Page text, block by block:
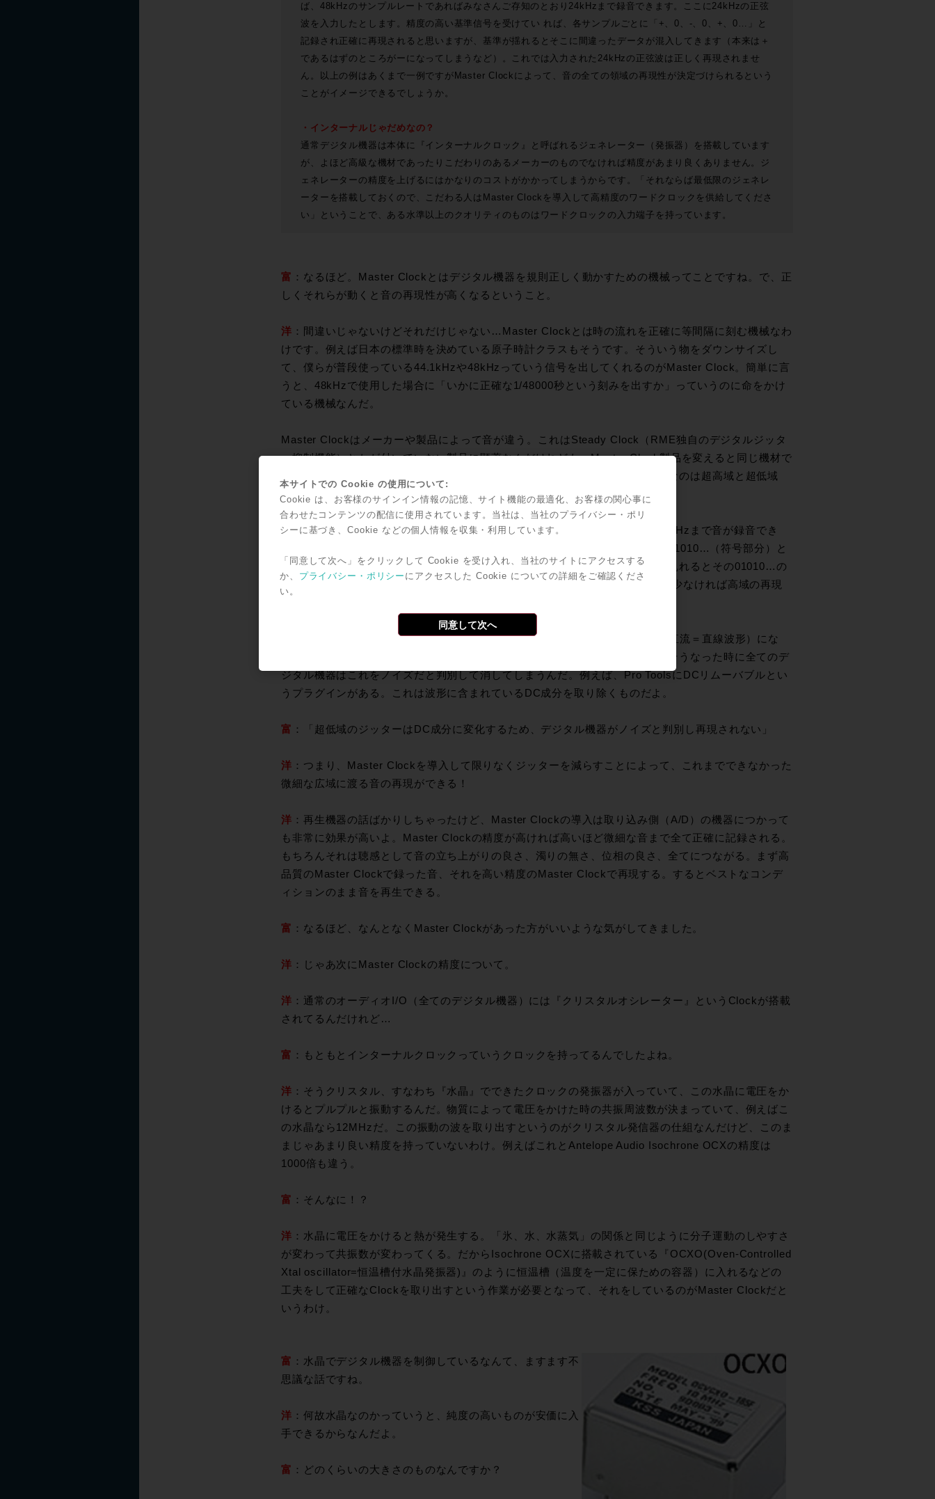
ば、48kHzのサンプルレートであればみなさんご存知のとおり24kHzまで録音できます。ここに24kHzの正弦
波を入力したとします。精度の高い基準信号を受けてい れば、各サンプルごとに「+、0、-、0、+、0…」と
記録され正確に再現されると思いますが、基準が揺れるとそこに間違ったデータが混入してきます（本来は＋
であるはずのところがーになってしまうなど）。これでは入力された24kHzの正弦波は正しく再現されませ
ん。以上の例はあくまで一例ですがMaster Clockによって、音の全ての領域の再現性が決定づけられるという
ことがイメージできるでしょうか。
・インターナルじゃだめなの？
通常デジタル機器は本体に『インターナルクロック』と呼ばれるジェネレーター（発振器）を搭載しています
が、よほど高級な機材であったりこだわりのあるメーカーのものでなければ精度があまり良くありません。ジ
ェネレーターの精度を上げるにはかなりのコストがかかってしまうからです。「それならば最低限のジェネレ
ーターを搭載しておくので、こだわる人はMaster Clockを導入して高精度のワードクロックを供給してくださ
い」ということで、ある水準以上のクオリティのものはワードクロックの入力端子を持っています。
富 ：なるほど。Master Clockとはデジタル機器を規則正しく動かすための機械ってことですね。で、正
しくそれらが動くと音の再現性が高くなるということ。
洋 ：間違いじゃないけどそれだけじゃない…Master Clockとは時の流れを正確に等間隔に刻む機械なわ
けです。例えば日本の標準時を決めている原子時計クラスもそうです。そういう物をダウンサイズし
て、僕らが普段使っている44.1kHzや48kHzっていう信号を出してくれるのがMaster Clock。簡単に言
うと、48kHzで使用した場合に「いかに正確な1/48000秒という刻みを出すか」っていうのに命をかけ
ている機械なんだ。
Master Clockはメーカーや製品によって音が違う。これはSteady Clock（RME独自のデジタルジッタ
ー抑制機能）とかが付いていない製品に顕著なんだけれども、Master Clock製品を変えると同じ機材で
も「別の機械になったのか！？」というくらい音が変わる。特にその差が顕著なのは超高域と超低域
だ。
超高域でいうと、サンプリング周波数が48kHzだとしたら理論的には半分の24kHzまで音が録音でき
る。例えば24kHzの正弦波、それを記録したデジタルデータっていうのは本来01010…（符号部分）と
いう並びになる。というのはさっき説明したね。このときクロックが少しでも乱れるとその01010…の
並びが乱れる。これが俗に『ジッター』と言われるものだ。つまり”ジッターが少なければ高域の再現
続いて超低域に関しても、1波調が長い分だけ、クロックが揺れたときにDC（直流＝直線波形）にな
る。非常に大きな波なだけあって波形的にはまっすぐな横棒になってしまう。そうなった時に全てのデ
ジタル機器はこれをノイズだと判別して消してしまうんだ。例えば、Pro ToolsにDCリムーバブルとい
うプラグインがある。これは波形に含まれているDC成分を取り除くものだよ。
富 ：「超低域のジッターはDC成分に変化するため、デジタル機器がノイズと判別し再現されない」
洋 ：つまり、Master Clockを導入して限りなくジッターを減らすことによって、これまでできなかった
微細な広域に渡る音の再現ができる！
洋 ：再生機器の話ばかりしちゃったけど、Master Clockの導入は取り込み側（A/D）の機器につかって
も非常に効果が高いよ。Master Clockの精度が高ければ高いほど微細な音まで全て正確に記録される。
もちろんそれは聴感として音の立ち上がりの良さ、濁りの無さ、位相の良さ、全てにつながる。まず高
品質のMaster Clockで録った音、それを高い精度のMaster Clockで再現する。するとベストなコンデ
ィションのまま音を再生できる。
富 ：なるほど、なんとなくMaster Clockがあった方がいいような気がしてきました。
洋 ：じゃあ次にMaster Clockの精度について。
洋 ：通常のオーディオI/O（全てのデジタル機器）には『クリスタルオシレーター』というClockが搭載
されてるんだけれど…
富 ：もともとインターナルクロックっていうクロックを持ってるんでしたよね。
洋 ：そうクリスタル、すなわち『水晶』でできたクロックの発振器が入っていて、この水晶に電圧をか
けるとプルプルと振動するんだ。物質によって電圧をかけた時の共振周波数が決まっていて、例えばこ
の水晶なら12MHzだ。この振動の波を取り出すというのがクリスタル発信器の仕組なんだけど、このま
まじゃあまり良い精度を持っていないわけ。例えばこれとAntelope Audio Isochrone OCXの精度は
1000倍も違う。
富 ：そんなに！？
洋 ：水晶に電圧をかけると熱が発生する。「氷、水、水蒸気」の関係と同じように分子運動のしやすさ
が変わって共振数が変わってくる。だからIsochrone OCXに搭載されている『OCXO(Oven-Controlled
Xtal oscillator=恒温槽付水晶発振器)』のように恒温槽（温度を一定に保ための容器）に入れるなどの
工夫をして正確なClockを取り出すという作業が必要となって、それをしているのがMaster Clockだと
いうわけ。
富 ：水晶でデジタル機器を制御しているなんて、ますます不
思議な話ですね。
洋 ：何故水晶なのかっていうと、純度の高いものが安価に入
手できるからなんだよ。
富 ：どのくらいの大きさのものなんですか？
本サイトでの Cookie の使用について:
Cookie は、お客様のサインイン情報の記憶、サイト機能の最適化、お客様の関心事に
合わせたコンテンツの配信に使用されています。当社は、当社のプライバシー・ポリ
シーに基づき、Cookie などの個人情報を収集・利用しています。
「同意して次へ」をクリックして Cookie を受け入れ、当社のサイトにアクセスする
か、 プライバシー・ポリシー にアクセスした Cookie についての詳細をご確認くださ
い。
同意して次へ